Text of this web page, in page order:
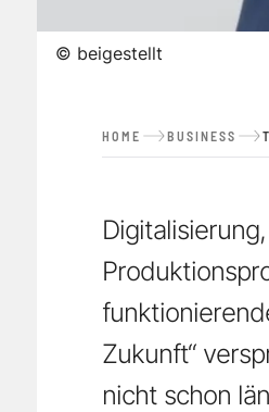
© beigestellt
HOME BUSINESS
Zukunft“
nicht schon